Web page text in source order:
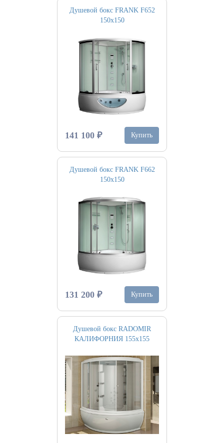
Душевой бокс FRANK F652
150х150
141 100 ₽ Купить
Душевой бокс FRANK F662
150х150
131 200 ₽ Купить
Душевой бокс RADOMIR
КАЛИФОРНИЯ 155х155